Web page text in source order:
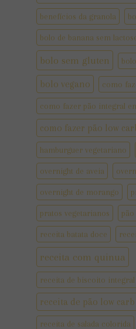
benefícios da granola
bolo de banana sem
bolo sem gluten
bolo vegano como
como fazer pão integral
como fazer pão low
hamburguer vegetariano
overnight de aveia
overnight de morango
pratos vegetarianos
receita batata doce
receita com quinua
receita de biscoito integral
receita de pão low carb
receita de salada colorida